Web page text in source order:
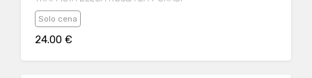
Solo cena
24.00 €